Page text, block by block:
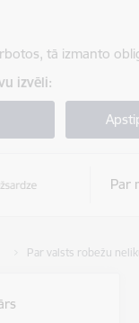
tā izmanto
izvēli:
Par
Par valsts robežu